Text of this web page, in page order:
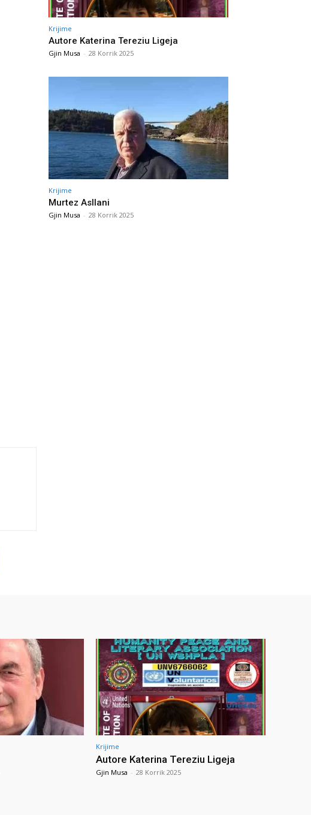
Krijime
Autore Katerina Tereziu Ligeja
Gjin Musa - 28 Korrik 2025
Krijime
Murtez Asllani
Gjin Musa - 28 Korrik 2025
Krijime
Autore Katerina Tereziu Ligeja
Gjin Musa - 28 Korrik 2025